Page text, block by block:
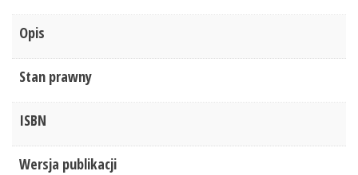
Opis
Stan prawny
ISBN
Wersja publikacji